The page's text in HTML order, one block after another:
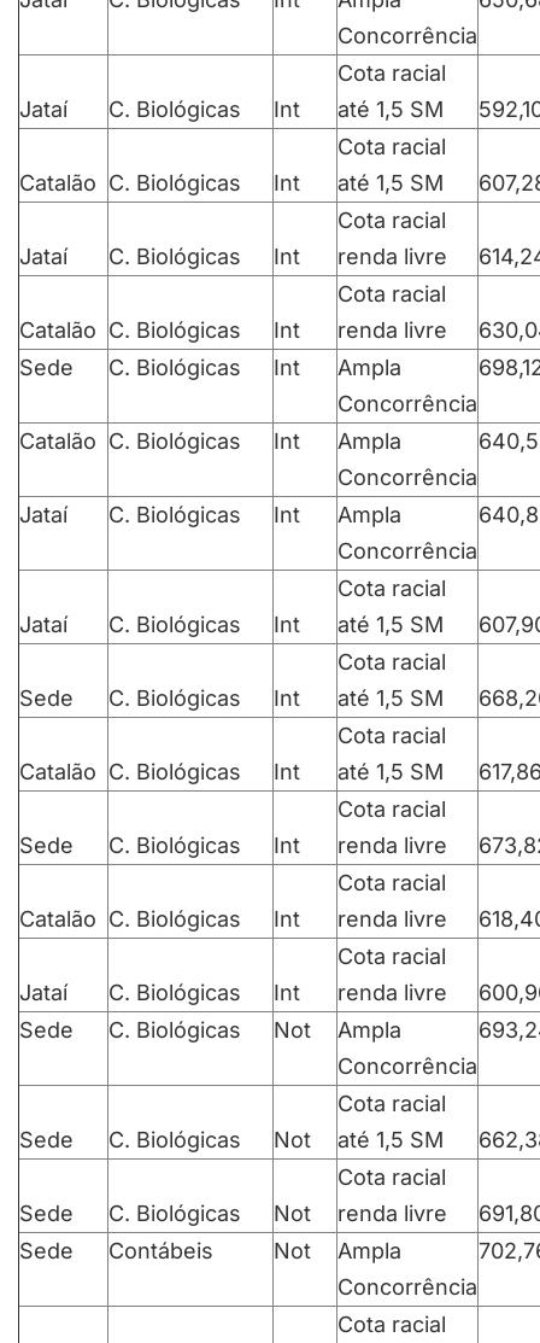
Concorrência
Jataí C. Biológicas Int
Cota racial
até 1,5 SM
Catalão C. Biológicas Int
Cota racial
até 1,5 SM
Jataí C. Biológicas Int
Cota racial
renda livre
Catalão C. Biológicas Int
Cota racial
renda livre
Sede
C. Biológicas Int
Ampla
Concorrência
Catalão C. Biológicas Int
Ampla
Concorrência
Jataí C. Biológicas Int
Ampla
Concorrência
Jataí C. Biológicas Int
Cota racial
até 1,5 SM
Sede C. Biológicas Int
Cota racial
até 1,5 SM
Catalão C. Biológicas Int
Cota racial
até 1,5 SM
Sede C. Biológicas Int
Cota racial
renda livre
Catalão C. Biológicas Int
Cota racial
renda livre
Jataí C. Biológicas Int
Cota racial
renda livre
Sede
C. Biológicas Not
Ampla
Concorrência
Sede C. Biológicas Not
Cota racial
até 1,5 SM
Sede C. Biológicas Not
Cota racial
renda livre
Sede
Contábeis Not
Ampla
Concorrência
Cota racial